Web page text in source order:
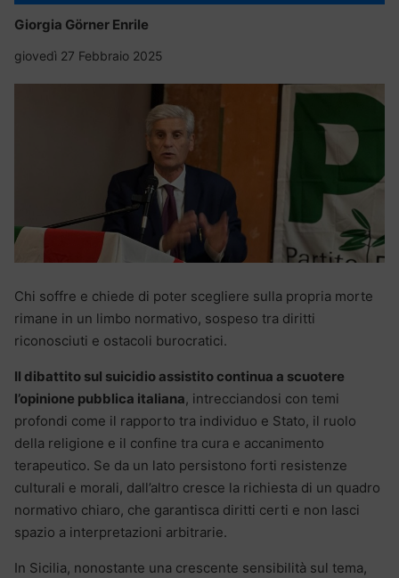
Giorgia Görner Enrile
giovedì 27 Febbraio 2025
Chi soffre e chiede di poter scegliere sulla propria morte
rimane in un limbo normativo, sospeso tra diritti
riconosciuti e ostacoli burocratici.
Il dibattito sul suicidio assistito continua a scuotere
l’opinione pubblica italiana, intrecciandosi con temi
profondi come il rapporto tra individuo e Stato, il ruolo
della religione e il confine tra cura e accanimento
terapeutico. Se da un lato persistono forti resistenze
culturali e morali, dall’altro cresce la richiesta di un quadro
normativo chiaro, che garantisca diritti certi e non lasci
spazio a interpretazioni arbitrarie.
In Sicilia, nonostante una crescente sensibilità sul tema,